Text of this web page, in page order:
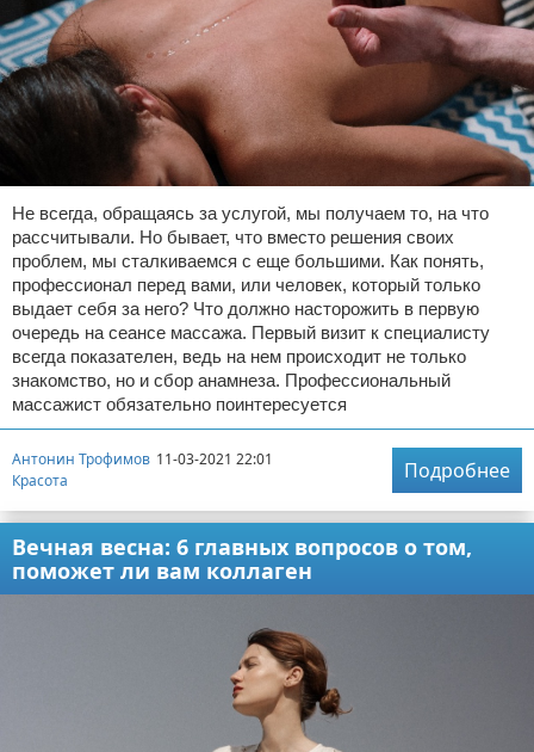
Не всегда, обращаясь за услугой, мы получаем то, на что
рассчитывали. Но бывает, что вместо решения своих
проблем, мы сталкиваемся с еще большими. Как понять,
профессионал перед вами, или человек, который только
выдает себя за него? Что должно насторожить в первую
очередь на сеансе массажа. Первый визит к специалисту
всегда показателен, ведь на нем происходит не только
знакомство, но и сбор анамнеза. Профессиональный
массажист обязательно поинтересуется
Антонин Трофимов 11-03-2021 22:01
Красота
Подробнее
Вечная весна: 6 главных вопросов о том,
поможет ли вам коллаген